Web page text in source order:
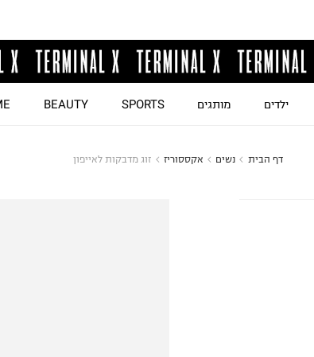
ילדים מותגים SPORTS
BEAUTY
דף הבית נשים אקססוריז זוג מדבקות לאייפון